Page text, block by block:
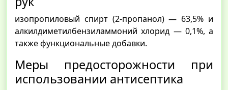
изопропиловый спирт (2-пропанол) — 63,5% и
алкилдиметилбензиламмоний хлорид — 0,1%, а
также функциональные добавки.
Меры предосторожности при
использовании антисептика